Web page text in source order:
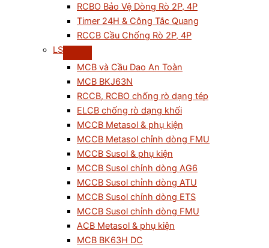
RCBO Bảo Vệ Dòng Rò 2P, 4P
Timer 24H & Công Tắc Quang
RCCB Cầu Chống Rò 2P, 4P
LS
MCB và Cầu Dao An Toàn
MCB BKJ63N
RCCB, RCBO chống rò dạng tép
ELCB chống rò dạng khối
MCCB Metasol & phụ kiện
MCCB Metasol chỉnh dòng FMU
MCCB Susol & phụ kiện
MCCB Susol chỉnh dòng AG6
MCCB Susol chỉnh dòng ATU
MCCB Susol chỉnh dòng ETS
MCCB Susol chỉnh dòng FMU
ACB Metasol & phụ kiện
MCB BK63H DC